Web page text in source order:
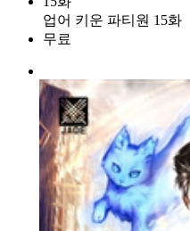
업어 키운 파티원 15화
무료